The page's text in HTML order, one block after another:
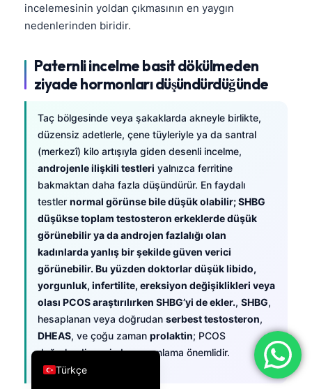
incelemesinin yoldan çıkmasının en yaygın
nedenlerinden biridir.
Paternli incelme basit dökülmeden
ziyade hormonları düşündürdüğünde
Taç bölgesinde veya şakaklarda akneyle birlikte,
düzensiz adetlerle, çene tüyleriyle ya da santral
(merkezî) kilo artışıyla giden desenli incelme,
androjenle ilişkili testleri yalnızca ferritine
bakmaktan daha fazla düşündürür. En faydalı
testler normal görünse bile düşük olabilir; SHBG
düşükse toplam testosteron erkeklerde düşük
görünebilir ya da androjen fazlalığı olan
kadınlarda yanlış bir şekilde güven verici
görünebilir. Bu yüzden doktorlar düşük libido,
yorgunluk, infertilite, ereksiyon değişiklikleri veya
olası PCOS araştırılırken SHBG’yi de ekler., SHBG,
hesaplanan veya doğrudan serbest testosteron,
DHEAS, ve çoğu zaman prolaktin; PCOS
değerlendirmesinde zamanlama önemlidir.
Türkçe
English
Deutsch
العربية
עִבְרִית
Italiano
Español
Português
Ελληνικά
Română
简体中文
فارسی
Български
Nederlands